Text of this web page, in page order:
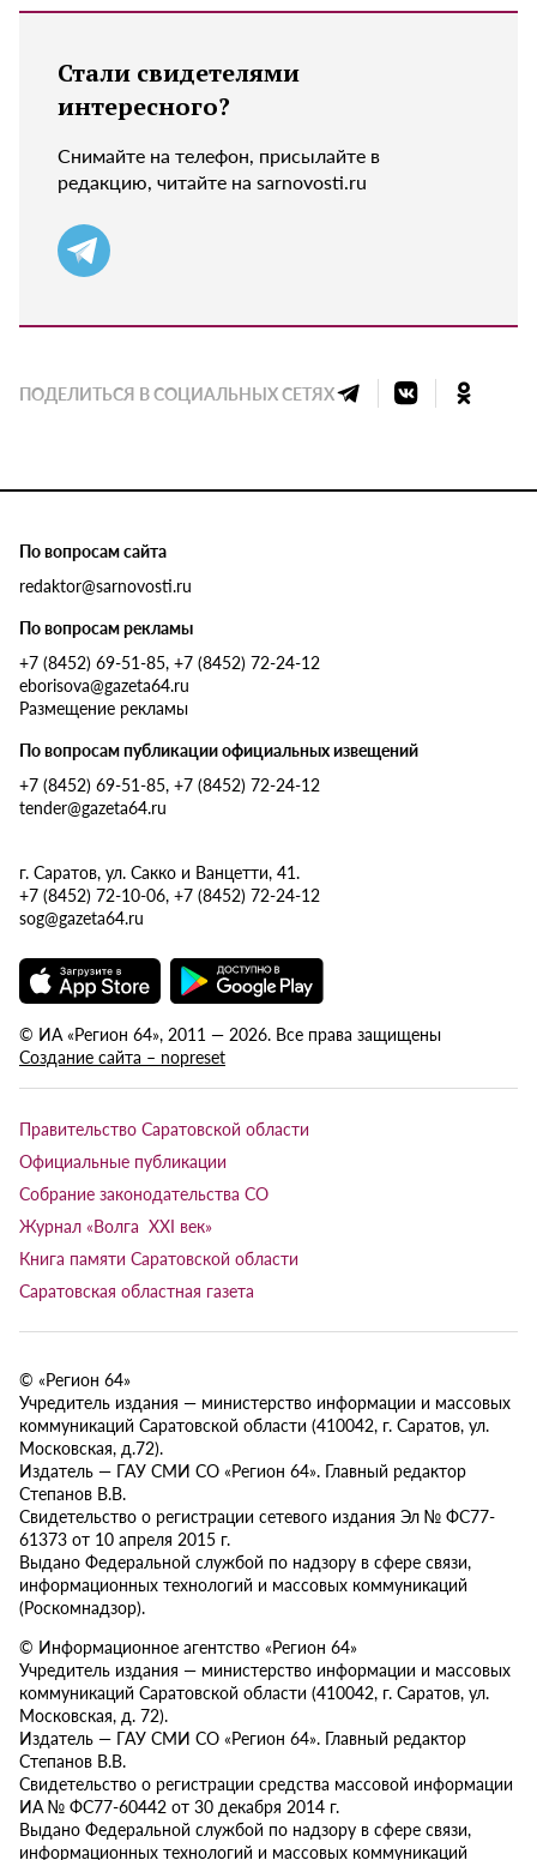
Стали свидетелями
интересного?
Снимайте на телефон, присылайте в
редакцию, читайте на sarnovosti.ru
ПОДЕЛИТЬСЯ В СОЦИАЛЬНЫХ СЕТЯХ
По вопросам сайта
redaktor@sarnovosti.ru
По вопросам рекламы
+7 (8452) 69-51-85, +7 (8452) 72-24-12
eborisova@gazeta64.ru
Размещение рекламы
По вопросам публикации официальных извещений
+7 (8452) 69-51-85, +7 (8452) 72-24-12
tender@gazeta64.ru
г. Саратов, ул. Сакко и Ванцетти, 41.
+7 (8452) 72-10-06, +7 (8452) 72-24-12
sog@gazeta64.ru
© ИА «Регион 64», 2011 — 2026. Все права защищены
Создание сайта – nopreset
Правительство Саратовской области
Официальные публикации
Собрание законодательства СО
Журнал «Волга XXI век»
Книга памяти Саратовской области
Саратовская областная газета
© «Регион 64»
Учредитель издания — министерство информации и массовых
коммуникаций Саратовской области (410042, г. Саратов, ул.
Московская, д.72).
Издатель — ГАУ СМИ СО «Регион 64». Главный редактор
Степанов В.В.
Свидетельство о регистрации сетевого издания Эл № ФС77-
61373 от 10 апреля 2015 г.
Выдано Федеральной службой по надзору в сфере связи,
информационных технологий и массовых коммуникаций
(Роскомнадзор).
© Информационное агентство «Регион 64»
Учредитель издания — министерство информации и массовых
коммуникаций Саратовской области (410042, г. Саратов, ул.
Московская, д. 72).
Издатель — ГАУ СМИ СО «Регион 64». Главный редактор
Степанов В.В.
Свидетельство о регистрации средства массовой информации
ИА № ФС77-60442 от 30 декабря 2014 г.
Выдано Федеральной службой по надзору в сфере связи,
информационных технологий и массовых коммуникаций